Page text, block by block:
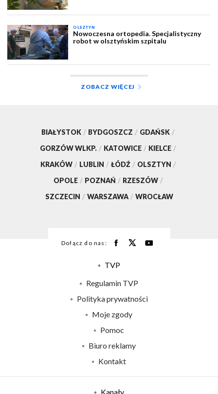
OLSZTYN
Nowoczesna ortopedia. Specjalistyczny
robot w olsztyńskim szpitalu
ZOBACZ WIĘCEJ
BIAŁYSTOK / BYDGOSZCZ / GDAŃSK /
GORZÓW WLKP. / KATOWICE / KIELCE /
KRAKÓW / LUBLIN / ŁÓDŹ / OLSZTYN /
OPOLE / POZNAŃ / RZESZÓW /
SZCZECIN / WARSZAWA / WROCŁAW
Dołącz do nas:
TVP
Centrum informacji TVP
Naziemna Telewizja Cyfrowa
System NOS
Regulamin TVP
Polityka prywatności
Moje zgody
Pomoc
Biuro reklamy
Kontakt
Kanały